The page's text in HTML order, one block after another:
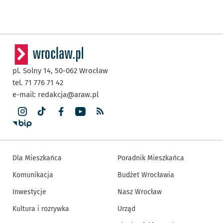
pl. Solny 14, 50-062 Wrocław
tel. 71 776 71 42
e-mail: redakcja@araw.pl
Dla Mieszkańca
Komunikacja
Inwestycje
Kultura i rozrywka
Poradnik Mieszkańca
Budżet Wrocławia
Nasz Wrocław
Urząd